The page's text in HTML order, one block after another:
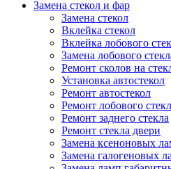
Замена стекол и фар
Замена стекол
Вклейка стекол
Вклейка лобового
Замена лобового
Ремонт сколов на
Установка автостекол
Ремонт автостекол
Ремонт лобового
Ремонт заднего стекла
Ремонт стекла двери
Замена ксеноновых
Замена галогеновых